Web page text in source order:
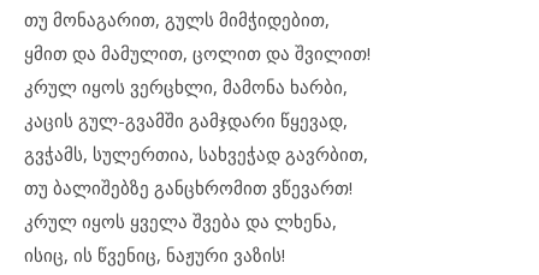
თუ მონაგარით, გულს მიმჭიდებით,
ყმით და მამულით, ცოლით და შვილით!
კრულ იყოს ვერცხლი, მამონა ხარბი,
კაცის გულ-გვამში გამჯდარი წყევად,
გვჭამს, სულერთია, სახვეჭად გავრბით,
თუ ბალიშებზე განცხრომით ვწევართ!
კრულ იყოს ყველა შვება და ლხენა,
ისიც, ის წვენიც, ნაჟური ვაზის!